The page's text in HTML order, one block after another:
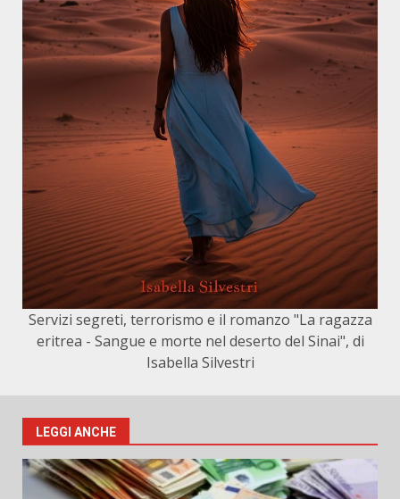
Servizi segreti, terrorismo e il romanzo "La ragazza
eritrea - Sangue e morte nel deserto del Sinai", di
Isabella Silvestri
LEGGI ANCHE